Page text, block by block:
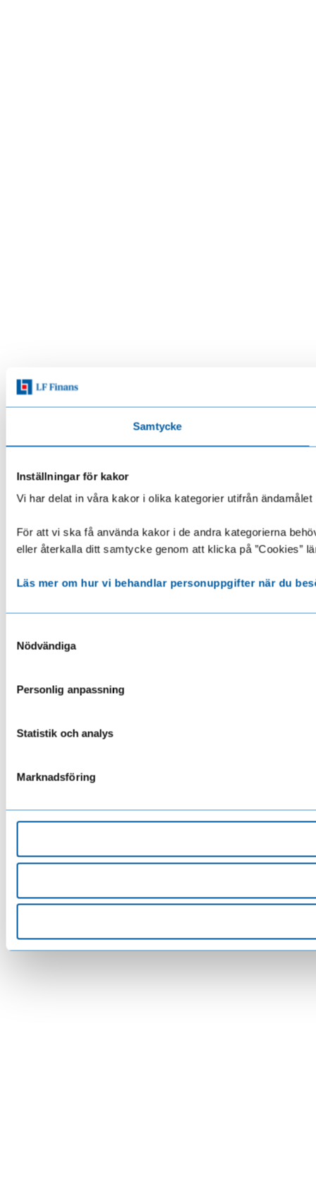
Samtycke
Inställningar för kakor
Vi har delat in våra kakor i olika kategorier utifrån
För att vi ska få använda kakor i de andra kategorierna
eller återkalla ditt samtycke genom att klicka på ”Cookies”
Läs mer om hur vi behandlar personuppgifter när du
Nödvändiga
Personlig anpassning
Statistik och analys
Marknadsföring